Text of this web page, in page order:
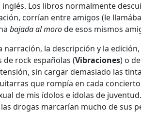
Los libros normalmente
corrían entre amigos (le
bajada al morode esos mismos
la descripción y la
rock españolas (Vibraciones) o
sin cargar demasiado las
que rompía en cada
de mis ídolos e ídolas de
drogas marcarían mucho de sus